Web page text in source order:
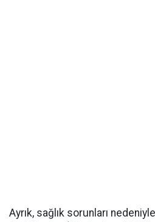
Ayrık, sağlık sorunları